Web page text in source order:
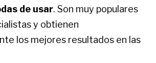
de usar. Son muy populares
y obtienen
los mejores resultados en las